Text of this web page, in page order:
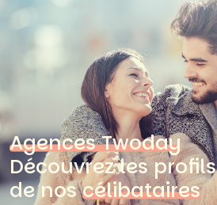
Agences Twoday
Découvrez les profils
de noscélibataires